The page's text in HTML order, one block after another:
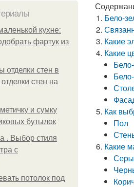
кухне:
фартук из
отделки стен в
стен на
и сумку
бутылок
. Выбор стиля
с
потолок под
Бело-
Какие
Какие
Как
Пол
Какие